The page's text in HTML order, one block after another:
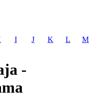
I J K L M
-